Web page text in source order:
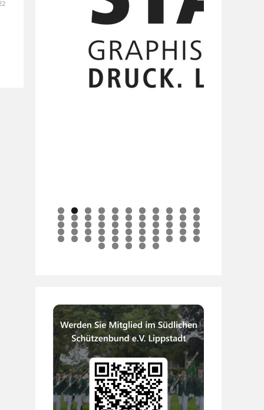
0 1
2 3 4 5 6 7 8 9 0 1 2
3 4 5 6 7 8 9 0 1 2 3
4 5 6 7 8 9 0 1 2 3 4
5 6 7 8 9 0 1 2 3 4 5
6 7 8 9 0